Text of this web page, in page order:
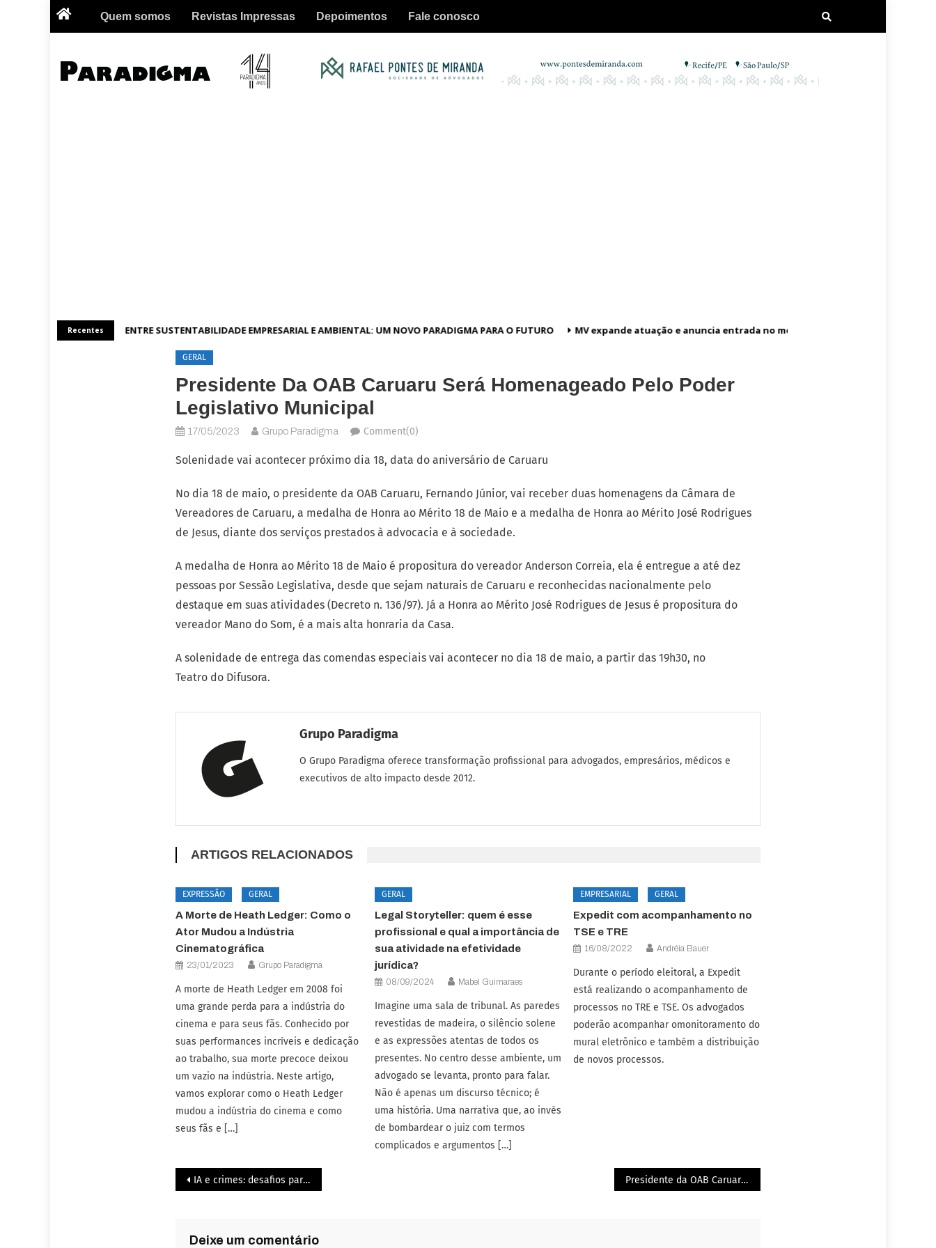
Quem somos Revistas Impressas Depoimentos Fale conosco
Recentes
A CONEXÃO ENTRE SUSTENTABILIDADE EMPRESARIAL E AMBIENTAL: UM NOVO PARADIGMA PARA O FUTURO MV expande atuação e anuncia entrada no mercado dos Estados Unidos
GERAL
Presidente Da OAB Caruaru Será Homenageado Pelo Poder
Legislativo Municipal
17/05/2023 Grupo Paradigma Comment(0)
Solenidade vai acontecer próximo dia 18, data do aniversário de Caruaru
No dia 18 de maio, o presidente da OAB Caruaru, Fernando Júnior, vai receber duas homenagens da Câmara de
Vereadores de Caruaru, a medalha de Honra ao Mérito 18 de Maio e a medalha de Honra ao Mérito José Rodrigues
de Jesus, diante dos serviços prestados à advocacia e à sociedade.
A medalha de Honra ao Mérito 18 de Maio é propositura do vereador Anderson Correia, ela é entregue a até dez
pessoas por Sessão Legislativa, desde que sejam naturais de Caruaru e reconhecidas nacionalmente pelo
destaque em suas atividades (Decreto n. 136/97). Já a Honra ao Mérito José Rodrigues de Jesus é propositura do
vereador Mano do Som, é a mais alta honraria da Casa.
A solenidade de entrega das comendas especiais vai acontecer no dia 18 de maio, a partir das 19h30, no
Teatro do Difusora.
Grupo Paradigma
O Grupo Paradigma oferece transformação profissional para advogados, empresários, médicos e
executivos de alto impacto desde 2012.
ARTIGOS RELACIONADOS
EXPRESSÃO GERAL
A Morte de Heath Ledger: Como o
Ator Mudou a Indústria
Cinematográfica
23/01/2023 Grupo Paradigma
A morte de Heath Ledger em 2008 foi
uma grande perda para a indústria do
cinema e para seus fãs. Conhecido por
suas performances incríveis e dedicação
ao trabalho, sua morte precoce deixou
um vazio na indústria. Neste artigo,
vamos explorar como o Heath Ledger
mudou a indústria do cinema e como
seus fãs e […]
GERAL
Legal Storyteller: quem é esse
profissional e qual a importância de
sua atividade na efetividade
jurídica?
08/09/2024 Mabel Guimaraes
Imagine uma sala de tribunal. As paredes
revestidas de madeira, o silêncio solene
e as expressões atentas de todos os
presentes. No centro desse ambiente, um
advogado se levanta, pronto para falar.
Não é apenas um discurso técnico; é
uma história. Uma narrativa que, ao invés
de bombardear o juiz com termos
complicados e argumentos […]
EMPRESARIAL GERAL
Expedit com acompanhamento no
TSE e TRE
16/08/2022 Andréia Bauer
Durante o período eleitoral, a Expedit
está realizando o acompanhamento de
processos no TRE e TSE. Os advogados
poderão acompanhar omonitoramento do
mural eletrônico e também a distribuição
de novos processos.
IA e crimes: desafios para a identificação do responsável Presidente da OAB Caruaru recebeu a mais alta honraria da Câmara de Vereadores
Deixe um comentário